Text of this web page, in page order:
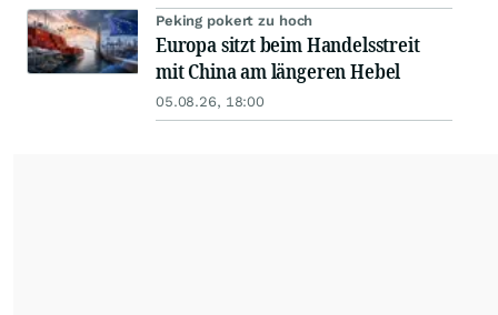
Peking pokert zu hoch
Europa sitzt beim Handelsstreit
mit China am längeren Hebel
05.08.26, 18:00